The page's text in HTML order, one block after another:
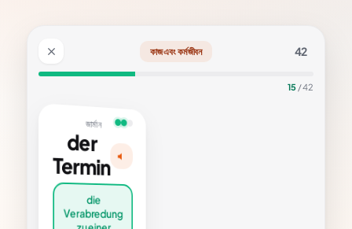
কাজ এবং কর্মজীবন 42
15/ 42